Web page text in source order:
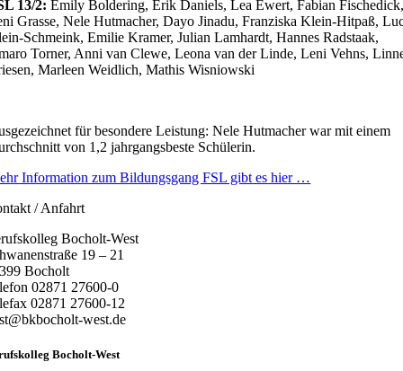
13/2: Emily Boldering, Erik Daniels, Lea Ewert, Fabian
Grasse, Nele Hutmacher, Dayo Jinadu, Franziska Klein-Hitpaß,
Schmeink, Emilie Kramer, Julian Lamhardt, Hannes Radstaak,
Torner, Anni van Clewe, Leona van der Linde, Leni Vehns,
Marleen Weidlich, Mathis Wisniowski
für besondere Leistung: Nele Hutmacher war mit einem
von 1,2 jahrgangsbeste Schülerin.
Information zum Bildungsgang FSL gibt es hier …
/ Anfahrt
Bocholt-West
19 – 21
Bocholt
02871 27600-0
02871 27600-12
west.de
Bocholt-West